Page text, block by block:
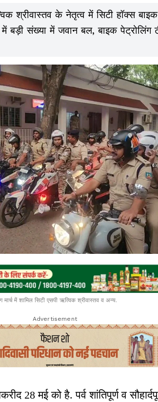
श्रीवास्तव के नेतृत्व में सिटी हॉक्स
में बड़ी संख्या में जवान बल, बाइक
मार्च में शामिल सिटी एसपी ऋत्विक श्रीवास्तव व अन्य.
Advertisement
28 मई को है. पर्व शांतिपूर्ण व